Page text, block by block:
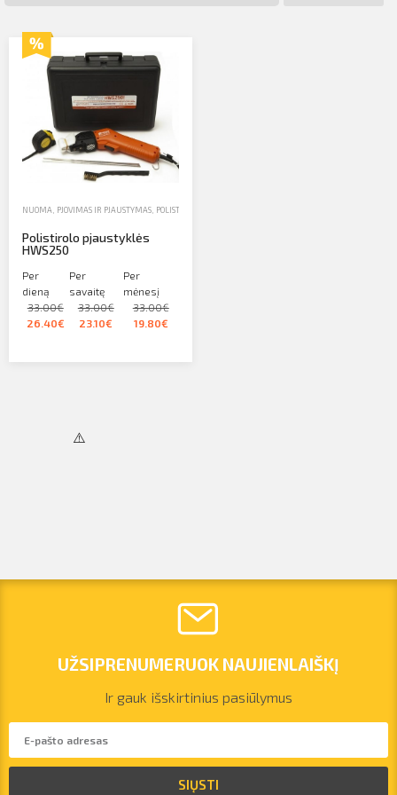
vilnius@arsenalrent.com
Kontaktai
Atsijungti
NUOMA PJOVIMAS IR PJAUSTYMAS POLISTIROLO PJAUSTYKLĖS
Polistirolo pjaustyklės
HWS250
Per
dieną
33.00€
26.40€
Per
savaitę
33.00€
23.10€
Per
mėnesį
33.00€
19.80€
UŽSIPRENUMERUOK NAUJIENLAIŠKĮ
Ir gauk išskirtinius pasiūlymus
SIŲSTI